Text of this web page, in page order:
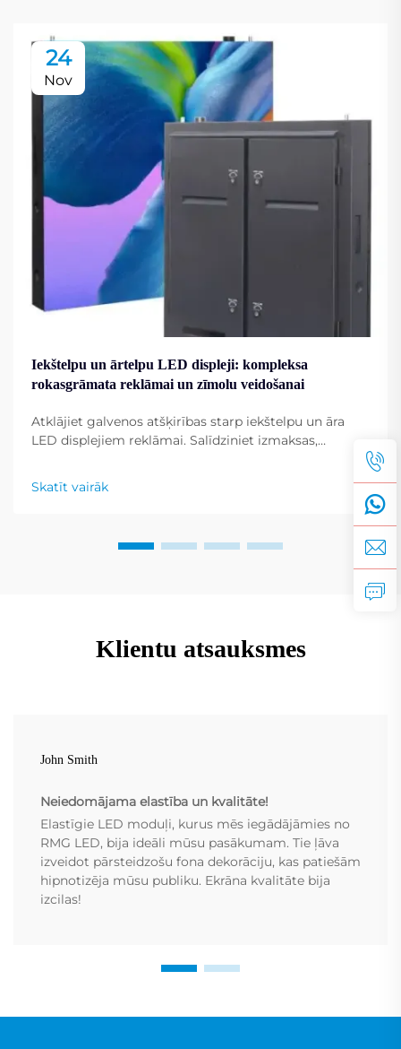
24
Nov
Iekštelpu un ārtelpu LED displeji: kompleksa
rokasgrāmata reklāmai un zīmolu veidošanai
Atklājiet galvenos atšķirības starp iekštelpu un āra
LED displejiem reklāmai. Salīdziniet izmaksas,
nozarēm. Iegūstiet ekspertu ievērojumus jau tagad.
Skatīt vairāk
Klientu atsauksmes
John Smith
Neiedomājama elastība un kvalitāte!
Elastīgie LED moduļi, kurus mēs iegādājāmies no
RMG LED, bija ideāli mūsu pasākumam. Tie ļāva
izveidot pārsteidzošu fona dekorāciju, kas patiešām
hipnotizēja mūsu publiku. Ekrāna kvalitāte bija
izcilas!